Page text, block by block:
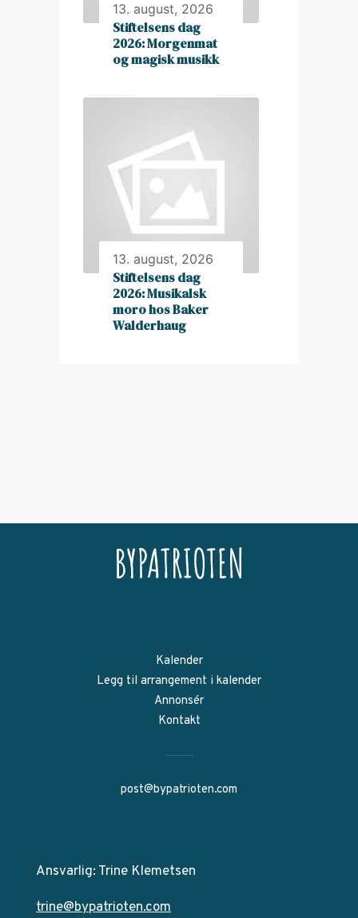
13. august, 2026
Stiftelsens dag
2026: Morgenmat
og magisk musikk
13. august, 2026
Stiftelsens dag
2026: Musikalsk
moro hos Baker
Walderhaug
Kalender
Legg til arrangement i kalender
Annonsér
Kontakt
post@bypatrioten.com
Ansvarlig: Trine Klemetsen
trine@bypatrioten.com